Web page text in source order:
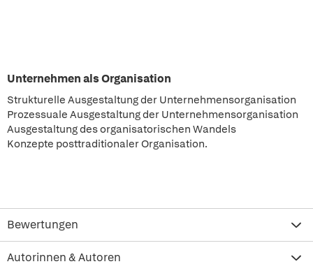
Unternehmen als Organisation
Strukturelle Ausgestaltung der Unternehmensorganisation
Prozessuale Ausgestaltung der Unternehmensorganisation
Ausgestaltung des organisatorischen Wandels
Konzepte posttraditionaler Organisation.
Bewertungen
Autorinnen & Autoren